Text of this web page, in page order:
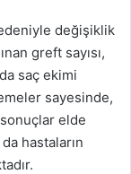
değişiklik
greft sayısı,
saç ekimi
sayesinde,
elde
hastaların